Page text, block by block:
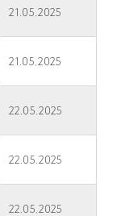
21.05.2025
21.05.2025
22.05.2025
22.05.2025
22.05.2025